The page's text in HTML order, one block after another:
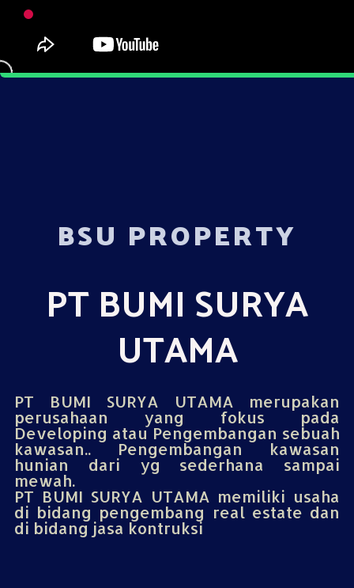
BSU PROPERTY
PT BUMI SURYA
UTAMA
PT BUMI SURYA UTAMA merupakan
perusahaan yang fokus pada
Developing atau Pengembangan sebuah
kawasan.. Pengembangan kawasan
hunian dari yg sederhana sampai
mewah.
PT BUMI SURYA UTAMA memiliki usaha
di bidang pengembang real estate dan
di bidang jasa kontruksi